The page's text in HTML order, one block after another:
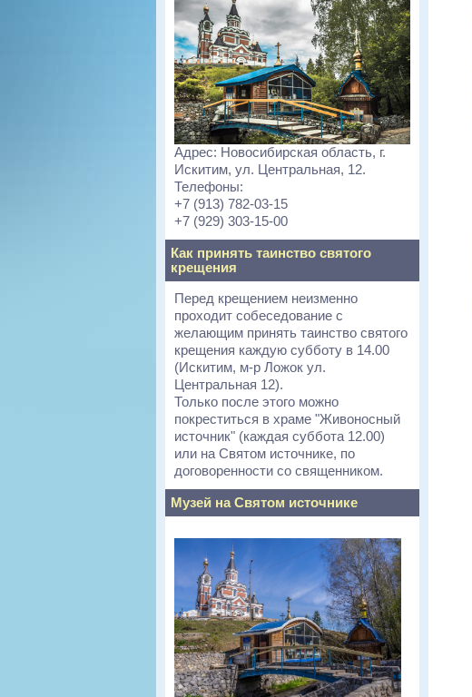
Адрес: Новосибирская область, г.
Искитим, ул. Центральная, 12.
Телефоны:
+7 (913) 782-03-15
+7 (929) 303-15-00
Как принять таинство святого
крещения
Перед крещением неизменно
проходит собеседование с
желающим принять таинство святого
крещения каждую субботу в 14.00
(Искитим, м-р Ложок ул.
Центральная 12).
Только после этого можно
покреститься в храме "Живоносный
источник" (каждая суббота 12.00)
или на Святом источнике, по
договоренности со священником.
Музей на Святом источнике